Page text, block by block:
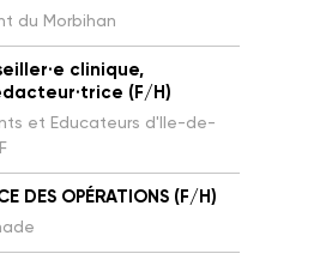
du Morbihan
clinique,
(F/H)
et Educateurs d'Ile-de-
DES OPÉRATIONS (F/H)